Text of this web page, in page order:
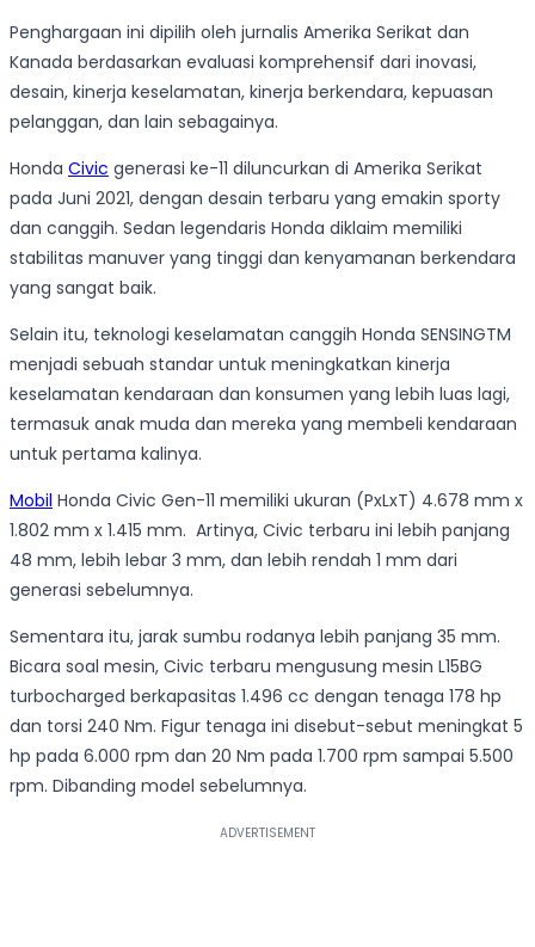
Penghargaan ini dipilih oleh jurnalis Amerika Serikat dan
Kanada berdasarkan evaluasi komprehensif dari inovasi,
desain, kinerja keselamatan, kinerja berkendara, kepuasan
pelanggan, dan lain sebagainya.
Honda Civic generasi ke-11 diluncurkan di Amerika Serikat
pada Juni 2021, dengan desain terbaru yang emakin sporty
dan canggih. Sedan legendaris Honda diklaim memiliki
stabilitas manuver yang tinggi dan kenyamanan berkendara
yang sangat baik.
Selain itu, teknologi keselamatan canggih Honda SENSINGTM
menjadi sebuah standar untuk meningkatkan kinerja
keselamatan kendaraan dan konsumen yang lebih luas lagi,
termasuk anak muda dan mereka yang membeli kendaraan
untuk pertama kalinya.
Mobil Honda Civic Gen-11 memiliki ukuran (PxLxT) 4.678 mm x
1.802 mm x 1.415 mm. Artinya, Civic terbaru ini lebih panjang
48 mm, lebih lebar 3 mm, dan lebih rendah 1 mm dari
generasi sebelumnya.
Sementara itu, jarak sumbu rodanya lebih panjang 35 mm.
Bicara soal mesin, Civic terbaru mengusung mesin L15BG
turbocharged berkapasitas 1.496 cc dengan tenaga 178 hp
dan torsi 240 Nm. Figur tenaga ini disebut-sebut meningkat 5
hp pada 6.000 rpm dan 20 Nm pada 1.700 rpm sampai 5.500
rpm. Dibanding model sebelumnya.